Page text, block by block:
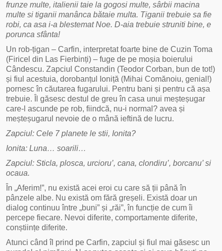
frunze multe, italienii taie la gogosi multe, sârbii macina
multe si tiganii manânca bătaie multa. Tiganii trebuie sa fie
robi, ca asa i-a blestemat Noe. D-aia trebuie struniti bine, e
porunca sfânta!
Un rob-țigan – Carfin, interpretat foarte bine de Cuzin Toma
(Firicel din Las Fierbinți) – fuge de pe moșia boierului
Cândescu. Zapciul Constandin (Teodor Corban, bun de tot!)
și fiul acestuia, dorobanțul Ioniță (Mihai Comănoiu, genial!)
pornesc în căutarea fugarului. Pentru bani și pentru că așa
trebuie. Îl găsesc destul de greu în casa unui meșteșugar
care-l ascunde pe rob, fiindcă, nu-i normal? avea și
meșteșugarul nevoie de o mână ieftină de lucru.
Zapciul: Cele 7 planete le stii, Ionita?
Ionita: Luna… soarili…
Zapciul: Sticla, plosca, urcioru’, cana, clondiru’, borcanu’ si
ocaua.
În „Aferim!”, nu există acei eroi cu care să ții până în
pânzele albe. Nu există om fără greșeli. Există doar un
dialog continuu între „buni” și „răi”, în funcție de cum îi
percepe fiecare. Nevoi diferite, comportamente diferite,
conștiințe diferite.
Atunci când îl prind pe Carfin, zapciul și fiul mai găsesc un